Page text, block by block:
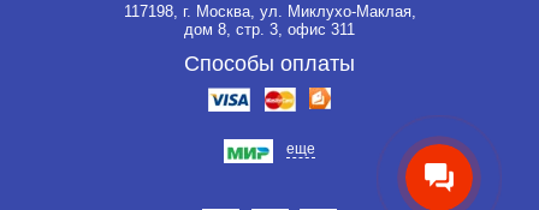
Если товар не участвует ни в
какой акции, оформляйте
заказ и мы предоставим на
него скидку до 20%.
117198, г. Москва, ул. Миклухо-Маклая,
дом 8, стр. 3, офис 311
Способы оплаты
еще